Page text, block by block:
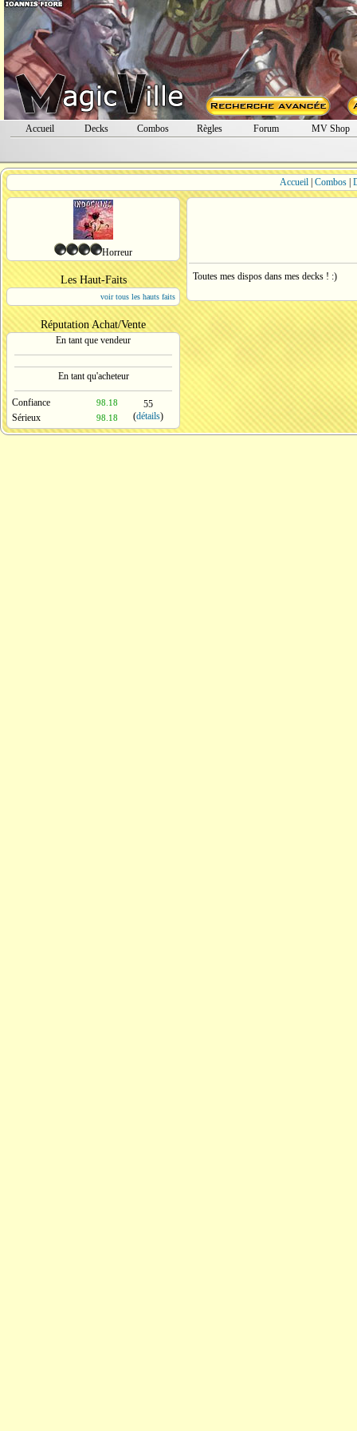
Accueil Decks Combos Règles Forum MV Shop
Accueil| Combos|
Horreur
Les Haut-Faits
voir tous les hauts faits
Réputation Achat/Vente
En tant que vendeur
En tant qu'acheteur
Confiance 98.18
55
(détails)
Sérieux 98.18
Toutes mes dispos dans mes decks ! :)